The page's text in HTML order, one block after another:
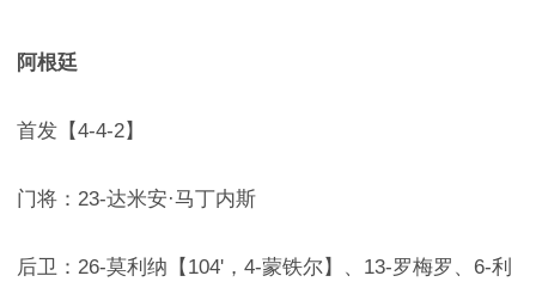
阿根廷
首发【4-4-2】
门将：23-达米安·马丁内斯
后卫：26-莫利纳【104'，4-蒙铁尔】、13-罗梅罗、6-利